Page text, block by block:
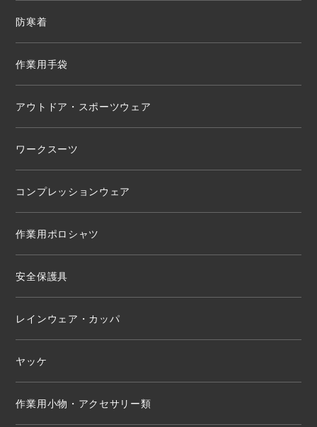
防寒着
作業用手袋
アウトドア・スポーツウェア
ワークスーツ
コンプレッションウェア
作業用ポロシャツ
安全保護具
レインウェア・カッパ
ヤッケ
作業用小物・アクセサリー類